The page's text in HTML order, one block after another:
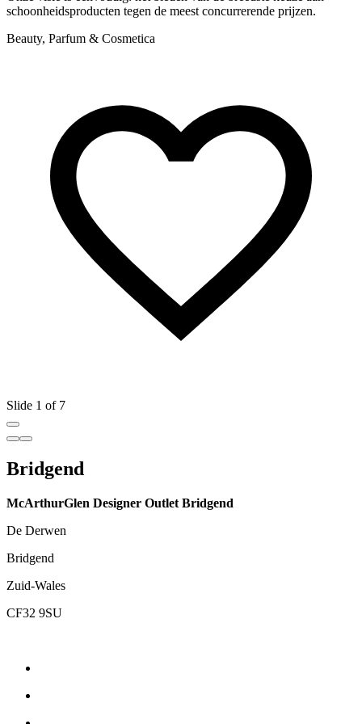
schoonheidsproducten tegen de meest concurrerende prijzen.
Beauty, Parfum & Cosmetica
Slide 1 of 7
Bridgend
McArthurGlen Designer Outlet Bridgend
De Derwen
Bridgend
Zuid-Wales
CF32 9SU